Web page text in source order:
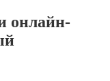
онлайн-